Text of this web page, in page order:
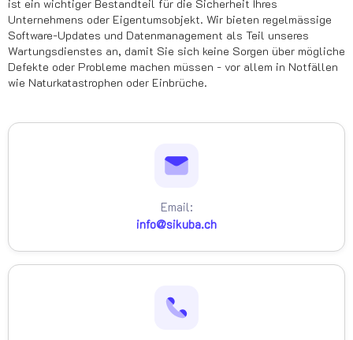
ist ein wichtiger Bestandteil für die Sicherheit Ihres
Unternehmens oder Eigentumsobjekt. Wir bieten regelmässige
Software-Updates und Datenmanagement als Teil unseres
Wartungsdienstes an, damit Sie sich keine Sorgen über mögliche
Defekte oder Probleme machen müssen - vor allem in Notfällen
wie Naturkatastrophen oder Einbrüche.
Email:
info@sikuba.ch